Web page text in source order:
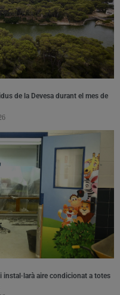
de la Devesa durant el mes de
instal·larà aire condicionat a totes